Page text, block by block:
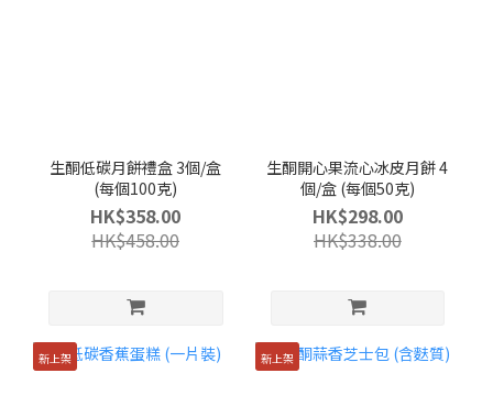
生酮低碳月餅禮盒 3個/盒
(每個100克)
HK$358.00
HK$458.00
生酮開心果流心冰皮月餅 4
個/盒 (每個50克)
HK$298.00
HK$338.00
新上架 新上架